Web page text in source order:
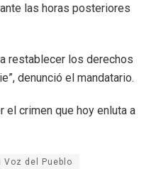
las horas posteriores
restablecer los derechos
denunció el mandatario.
el crimen que hoy enluta a
Voz del Pueblo